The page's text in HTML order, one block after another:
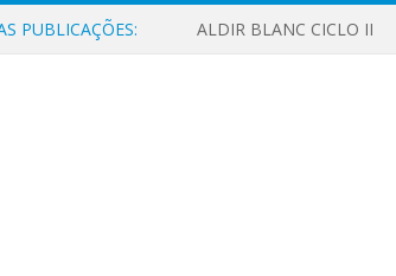
PUBLICAÇÕES: ALDIR BLANC CICLO II